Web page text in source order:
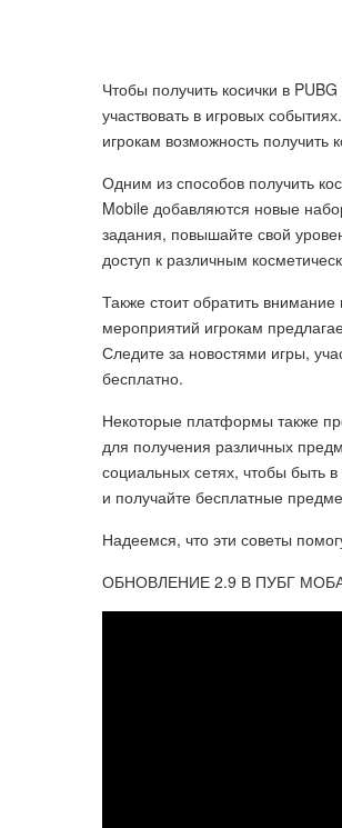
Чтобы получить косички в
участвовать в игровых
игрокам возможность получить
Одним из способов получить
Mobile добавляются новые
задания, повышайте свой
доступ к различным
Также стоит обратить
мероприятий игрокам
Следите за новостями игры,
бесплатно.
Некоторые платформы также
для получения различных
социальных сетях, чтобы быть
и получайте бесплатные
Надеемся, что эти советы
ОБНОВЛЕНИЕ 2.9 В ПУБГ